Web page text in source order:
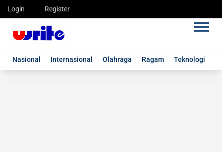
Login Register
Nasional Internasional Olahraga Ragam Teknologi